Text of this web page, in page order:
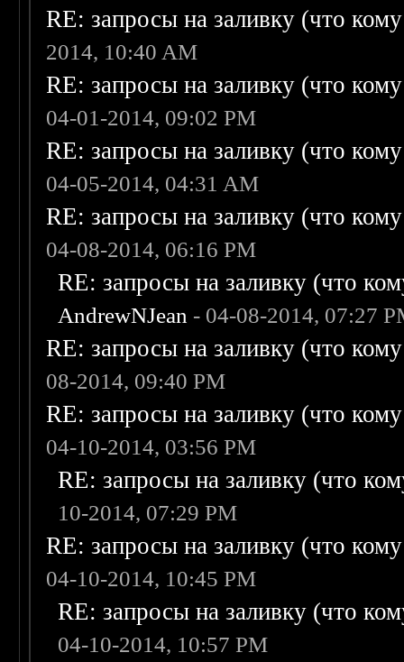
RE: запросы на заливку (что
2014, 10:40 AM
RE: запросы на заливку (что
04-01-2014, 09:02 PM
RE: запросы на заливку (что
04-05-2014, 04:31 AM
RE: запросы на заливку (что
04-08-2014, 06:16 PM
RE: запросы на заливку (что
AndrewNJean - 04-08-2014, 07:27
RE: запросы на заливку (что
08-2014, 09:40 PM
RE: запросы на заливку (что
04-10-2014, 03:56 PM
RE: запросы на заливку (что
10-2014, 07:29 PM
RE: запросы на заливку (что
04-10-2014, 10:45 PM
RE: запросы на заливку (что
04-10-2014, 10:57 PM